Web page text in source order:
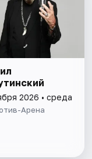
2026 • среда
Арена